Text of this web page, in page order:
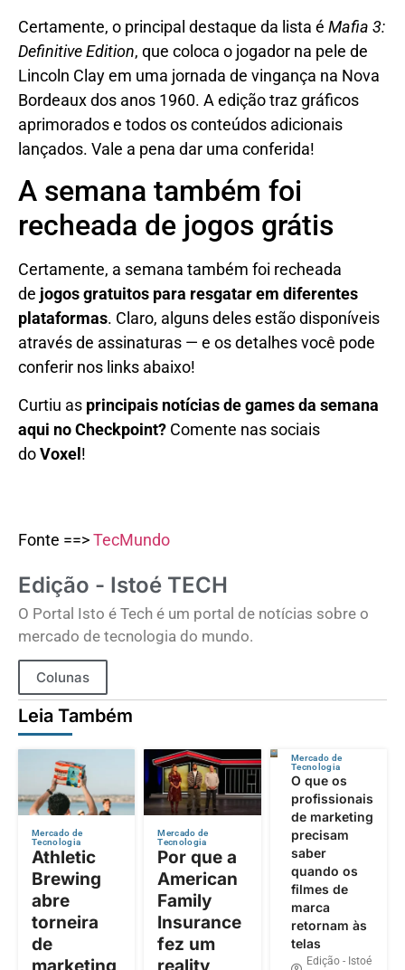
Certamente, o principal destaque da lista é Mafia 3:
Definitive Edition, que coloca o jogador na pele de
Lincoln Clay em uma jornada de vingança na Nova
Bordeaux dos anos 1960. A edição traz gráficos
aprimorados e todos os conteúdos adicionais
lançados. Vale a pena dar uma conferida!
A semana também foi
recheada de jogos grátis
Certamente, a semana também foi recheada
de jogos gratuitos para resgatar em diferentes
plataformas. Claro, alguns deles estão disponíveis
através de assinaturas — e os detalhes você pode
conferir nos links abaixo!
Curtiu as principais notícias de games da semana
aqui no Checkpoint? Comente nas sociais
doVoxel!
Fonte ==>TecMundo
Edição - Istoé TECH
O Portal Isto é Tech é um portal de notícias sobre o
mercado de tecnologia do mundo.
Colunas
Leia Também
Mercado de
Tecnologia
Athletic
Brewing
abre
torneira
de
Mercado de
Tecnologia
Por que a
American
Family
Insurance
fez um
Mercado de
Tecnologia
O que os
profissionais
de marketing
precisam
saber
quando os
filmes de
marca
retornam às
telas
Edição - Istoé